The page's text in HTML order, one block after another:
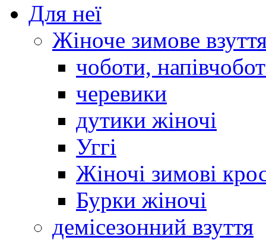
Для неї
Жіноче зимове
чоботи,
черевики
дутики жіночі
Уггі
Жіночі зимові
Бурки жіночі
демісезонний взуття